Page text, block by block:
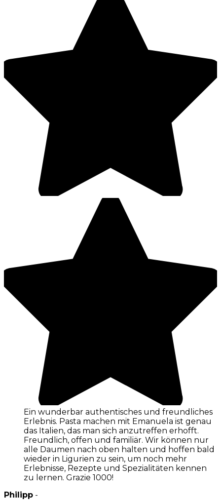
Ein wunderbar authentisches und freundliches
Erlebnis. Pasta machen mit Emanuela ist genau
das Italien, das man sich anzutreffen erhofft.
Freundlich, offen und familiär. Wir können nur
alle Daumen nach oben halten und hoffen bald
wieder in Ligurien zu sein, um noch mehr
Erlebnisse, Rezepte und Spezialitäten kennen
zu lernen. Grazie 1000!
Philipp -